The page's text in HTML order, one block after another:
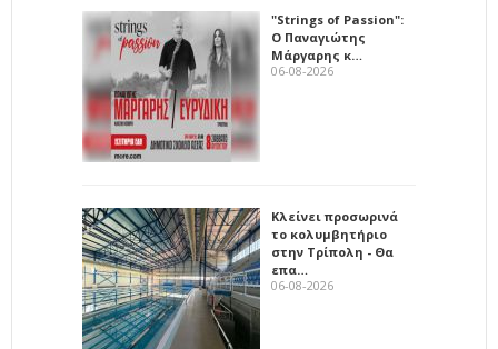
"Strings of Passion":
Ο Παναγιώτης
Μάργαρης κ…
06-08-2026
Κλείνει προσωρινά
το κολυμβητήριο
στην Τρίπολη - Θα
επα…
06-08-2026